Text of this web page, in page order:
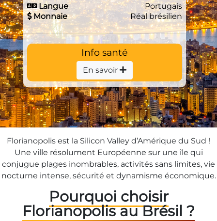
Langue
Portugais
Monnaie
Réal brésilien
Info santé
En savoir
Florianopolis est la Silicon Valley d’Amérique du Sud !
Une ville résolument Européenne sur une île qui
conjugue plages inombrables, activités sans limites, vie
nocturne intense, sécurité et dynamisme économique.
Pourquoi choisir
Florianopolis au Brésil ?